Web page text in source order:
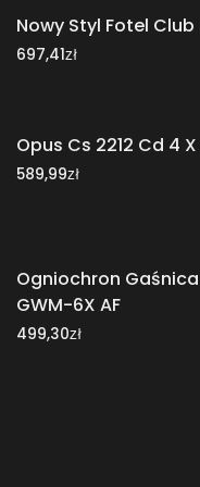
Nowy Styl Fotel Club
697,41zł
Opus Cs 2212 Cd 4
589,99zł
Ogniochron
GWM-6X AF
499,30zł